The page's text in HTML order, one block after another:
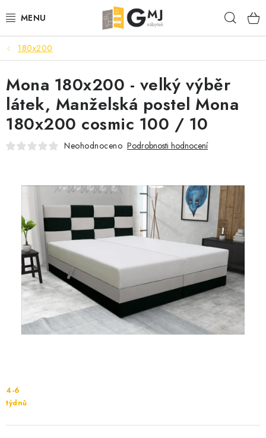
na
SEDACÍ SOUPRAVY
OBÝVACÍ POKOJ
LOŽNICE
KUCHYNĚ
VÝPRODEJ
Cenník dopravy Kontakty
180x200
4-6
týdnů
Mona 180x200 - velký výběr
látek, Manželská postel Mona
180x200 cosmic 100 / 10
Neohodnoceno Podrobnosti hodnocení